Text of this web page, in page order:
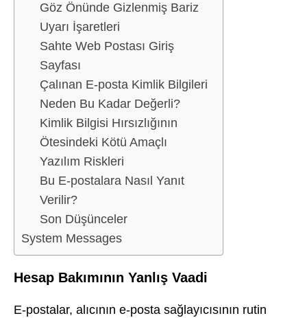
Göz Önünde Gizlenmiş Bariz
Uyarı İşaretleri
Sahte Web Postası Giriş
Sayfası
Çalınan E-posta Kimlik Bilgileri
Neden Bu Kadar Değerli?
Kimlik Bilgisi Hırsızlığının
Ötesindeki Kötü Amaçlı
Yazılım Riskleri
Bu E-postalara Nasıl Yanıt
Verilir?
Son Düşünceler
System Messages
Hesap Bakımının Yanlış Vaadi
E-postalar, alıcının e-posta sağlayıcısının rutin